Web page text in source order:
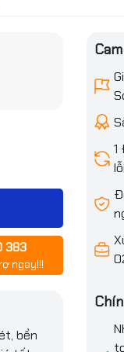
383
ngay!!!
bền
1
ưu đãi